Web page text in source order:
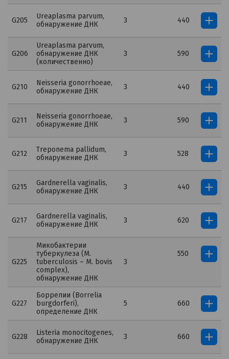
G205
Ureaplasma parvum,
обнаружение ДНК
3 440
G206
Ureaplasma parvum,
обнаружение ДНК
(количественно)
3 590
G210
Neisseria gonorrhoeae,
обнаружение ДНК
3 440
G211
Neisseria gonorrhoeae,
обнаружение ДНК
3 590
G212
Treponema pallidum,
обнаружение ДНК
3 528
G215
Gardnerella vaginalis,
обнаружение ДНК
3 440
G217
Gardnerella vaginalis,
обнаружение ДНК
3 620
G225
Микобактерии
туберкулеза (M.
tuberculosis – M. bovis
complex),
обнаружение ДНК
3
550
G227
Боррелии (Вorrelia
burgdorferi),
определение ДНК
5 660
G228
Listeria monocitogenes,
обнаружение ДНК
3 660